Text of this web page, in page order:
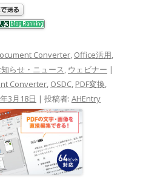
Converter, Office活用,
らせ・ニュース, ウェビナー |
Converter, OSDC, PDF変換,
3月18日 | 投稿者: AHEntry